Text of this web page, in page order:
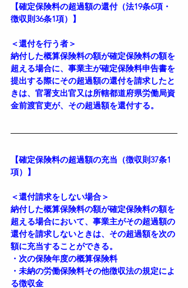
【確定保険料の超過額の還付（法19条6項・
徴収則36条1項）】
＜還付を行う者＞
納付した概算保険料の額が確定保険料の額を
超える場合に、事業主が確定保険料申告書を
提出する際にその超過額の還付を請求したと
きは、官署支出官又は所轄都道府県労働局資
金前渡官吏が、その超過額を還付する。
【確定保険料の超過額の充当（徴収則37条1
項）】
＜還付請求をしない場合＞
納付した概算保険料の額が確定保険料の額を
超える場合において、事業主がその超過額の
還付を請求しないときは、その超過額を次の
額に充当することができる。
・次の保険年度の概算保険料
・未納の労働保険料その他徴収法の規定によ
る徴収金